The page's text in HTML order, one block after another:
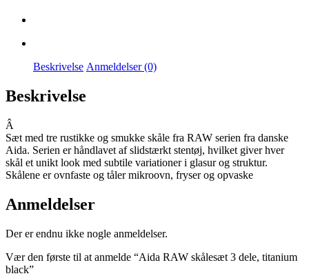
Beskrivelse Anmeldelser (0)
Beskrivelse
Â
Sæt med tre rustikke og smukke skåle fra RAW serien fra danske
Aida. Serien er håndlavet af slidstærkt stentøj, hvilket giver hver
skål et unikt look med subtile variationer i glasur og struktur.
Skålene er ovnfaste og tåler mikroovn, fryser og opvaske
Anmeldelser
Der er endnu ikke nogle anmeldelser.
Vær den første til at anmelde “Aida RAW skålesæt 3 dele, titanium
black”